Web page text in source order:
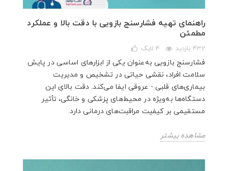
راهنمای تهیه فشارسنج بازویی با دقت بالا و عملکرد
مطمئن
432 بازدید 4 لایک
فشارسنج بازویی به‌عنوان یکی از ابزارهای اساسی در پایش
سلامت افراد، نقشی حیاتی در تشخیص و مدیریت
بیماری‌های قلبی - عروقی ایفا می‌کند. دقت بالای این
دستگاه‌ها به‌ویژه در محیط‌های پزشکی و خانگی، تأثیر
مستقیمی بر کیفیت مراقبت‌های درمانی دارد.
مشاهده بیشتر